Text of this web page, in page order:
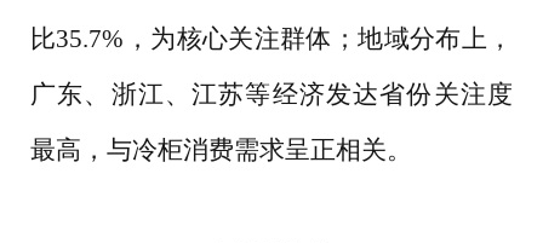
比35.7%，为核心关注群体；地域分布上，
广东、浙江、江苏等经济发达省份关注度
最高，与冷柜消费需求呈正相关。